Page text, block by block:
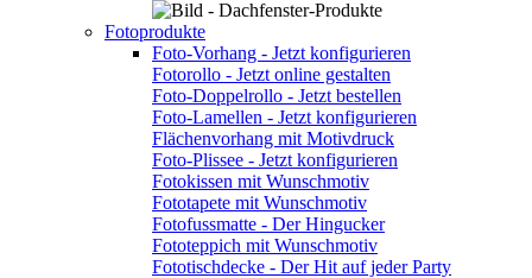
Fotoprodukte
Foto-Vorhang - Jetzt konfigurieren
Fotorollo - Jetzt online gestalten
Foto-Doppelrollo - Jetzt bestellen
Foto-Lamellen - Jetzt konfigurieren
Flächenvorhang mit Motivdruck
Foto-Plissee - Jetzt konfigurieren
Fotokissen mit Wunschmotiv
Fototapete mit Wunschmotiv
Fotofussmatte - Der Hingucker
Fototeppich mit Wunschmotiv
Fototischdecke - Der Hit auf jeder Party